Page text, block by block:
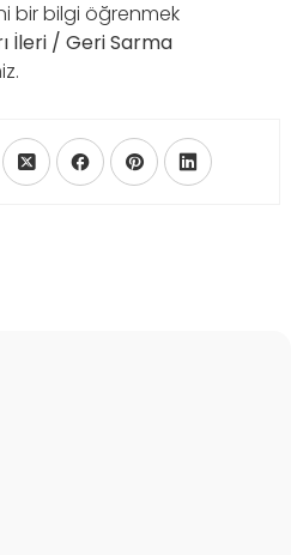
bir bilgi öğrenmek
İleri / Geri Sarma